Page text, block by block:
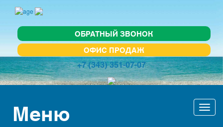
ОБРАТНЫЙ ЗВОНОК
ОФИС ПРОДАЖ
+7 (343) 351-07-07
Меню